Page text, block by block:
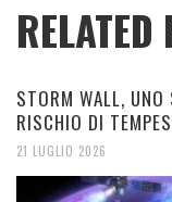
RELATED
STORM WALL, UNO
RISCHIO DI
21 LUGLIO 2026